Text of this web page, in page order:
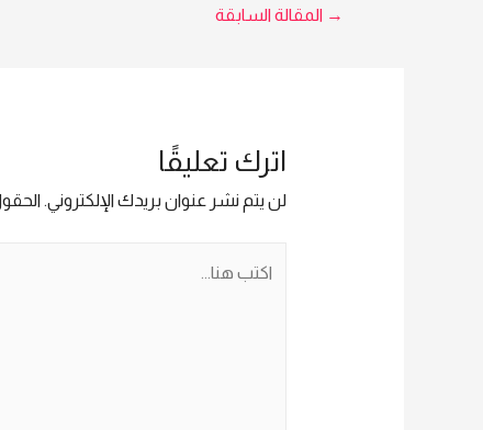
01016115966تصفّح
→ المقالة السابقة
اترك تعليقًا
لن يتم نشر عنوان بريدك الإلكتروني.